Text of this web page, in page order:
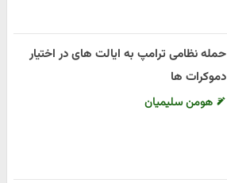
حمله نظامی ترامپ به ایالت های در اختیار
دموکرات ها
هومن سلیمیان